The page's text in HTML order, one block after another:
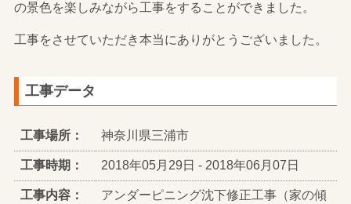
の景色を楽しみながら工事をすることができました。
工事をさせていただき本当にありがとうございました。
工事データ
工事場所： 神奈川県三浦市
工事時期： 2018年05月29日 - 2018年06月07日
工事内容：
アンダーピニング沈下修正工事（家の傾